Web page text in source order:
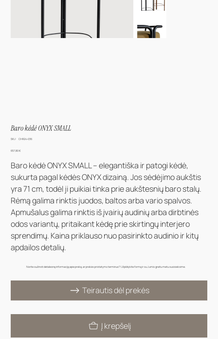
Baro kėdė ONYX SMALL
SKU:
SKU
036
CHR24-036
Kaina
657,80 €
Baro kėdė ONYX SMALL – elegantiška ir patogi kėdė,
sukurta pagal kėdės ONYX dizainą. Jos sėdėjimo aukštis
yra 71 cm, todėl ji puikiai tinka prie aukštesnių baro stalų.
Rėmą galima rinktis juodos, baltos arba vario spalvos.
Apmušalus galima rinktis iš įvairių audinių arba dirbtinės
odos variantų, pritaikant kėdę prie skirtingų interjero
sprendimų. Kaina priklauso nuo pasirinkto audinio ir kitų
apdailos detalių.
Norite sužinoti detalesnę informaciją apie prekę, ar prekės pristatymo terminus? Užpildykite formą ir su Jumis greitu metu susisieksime.
Teirautis dėl prekės
Į krepšelį